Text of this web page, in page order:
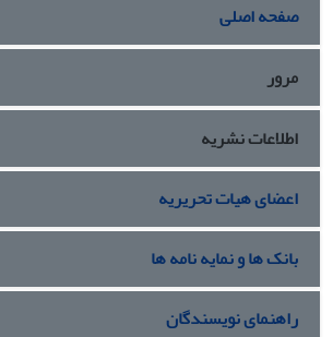
صفحه اصلی
مرور
اطلاعات نشریه
اعضای هیات تحریریه
بانک ها و نمایه نامه ها
راهنمای نویسندگان